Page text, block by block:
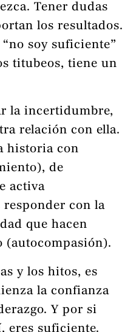
Tener dudas
los resultados.
soy suficiente”
titubeos, tiene un
la incertidumbre,
relación con ella.
historia con
de
activa
responder con la
que hacen
(autocompasión).
y los hitos, es
la confianza
Y por si
eres suficiente.